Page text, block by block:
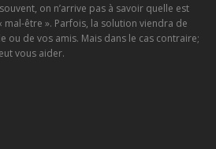
on n’arrive pas à savoir quelle est
mal-être ». Parfois, la solution viendra de
ou de vos amis. Mais dans le cas contraire;
vous aider.